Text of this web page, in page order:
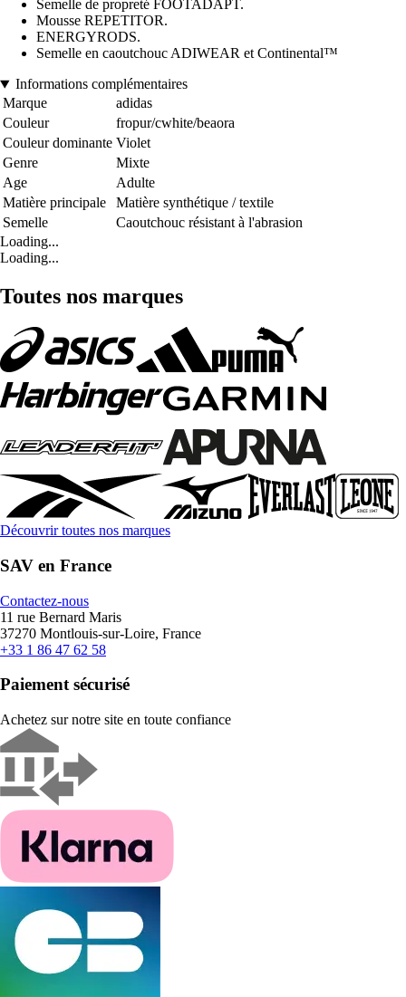
Semelle de propreté FOOTADAPT.
Mousse REPETITOR.
ENERGYRODS.
Semelle en caoutchouc ADIWEAR et Continental™
Informations complémentaires
Marque
adidas
Couleur
fropur/cwhite/beaora
Couleur dominante Violet
Genre
Mixte
Age
Adulte
Matière principale
Matière synthétique / textile
Semelle
Caoutchouc résistant à l'abrasion
Loading...
Loading...
Toutes nos marques
Découvrir toutes nos marques
SAV en France
Contactez-nous
11 rue Bernard Maris
37270 Montlouis-sur-Loire, France
+33 1 86 47 62 58
Paiement sécurisé
Achetez sur notre site en toute confiance